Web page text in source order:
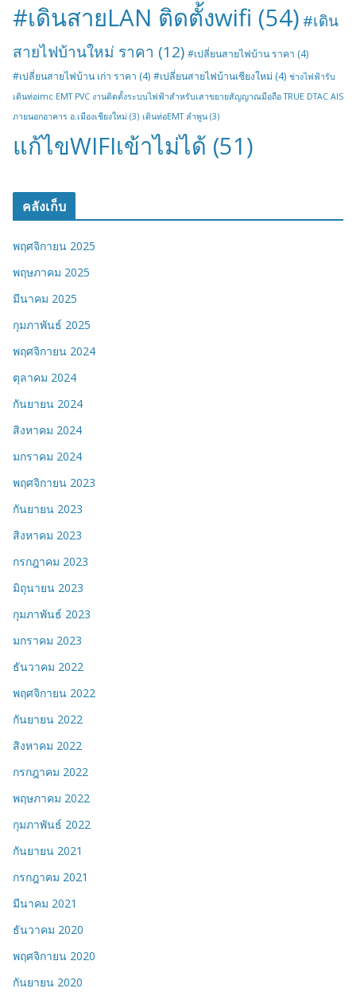
#เดินสายLAN ติดตั้งwifi (54) #เดิน
สายไฟบ้านใหม่ ราคา (12) #เปลี่ยนสายไฟบ้าน ราคา (4)
#เปลี่ยนสายไฟบ้าน เก่า ราคา (4) #เปลี่ยนสายไฟบ้านเชียงใหม่ (4) ช่างไฟฟ้ารับ
เดินท่อimc EMT PVC งานติดตั้งระบบไฟฟ้าสำหรับเสาขยายสัญญาณมือถือ TRUE DTAC AIS
ภายนอกอาคาร อ.เมืองเชียงใหม่ (3) เดินท่อEMT ลำพูน (3)
แก้ไขWIFIเข้าไม่ได้ (51)
คลังเก็บ
พฤศจิกายน 2025
พฤษภาคม 2025
มีนาคม 2025
กุมภาพันธ์ 2025
พฤศจิกายน 2024
ตุลาคม 2024
กันยายน 2024
สิงหาคม 2024
มกราคม 2024
พฤศจิกายน 2023
กันยายน 2023
สิงหาคม 2023
กรกฎาคม 2023
มิถุนายน 2023
กุมภาพันธ์ 2023
มกราคม 2023
ธันวาคม 2022
พฤศจิกายน 2022
กันยายน 2022
สิงหาคม 2022
กรกฎาคม 2022
พฤษภาคม 2022
กุมภาพันธ์ 2022
กันยายน 2021
กรกฎาคม 2021
มีนาคม 2021
ธันวาคม 2020
พฤศจิกายน 2020
กันยายน 2020